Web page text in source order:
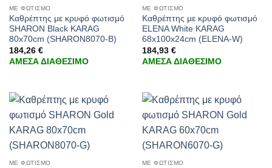
ΜΕ ΦΩΤΙΣΜΟ
Καθρέπτης με κρυφό φωτισμό
SHARON Black KARAG
80x70cm (SHARON8070-B)
184,26 €
ΑΜΕΣΑ ΔΙΑΘΕΣΙΜΟ
ΜΕ ΦΩΤΙΣΜΟ
Καθρέπτης με κρυφό φωτισμό
ELENA White KARAG
68x100x24cm (ELENA-W)
184,93 €
ΑΜΕΣΑ ΔΙΑΘΕΣΙΜΟ
ΜΕ ΦΩΤΙΣΜΟ ΜΕ ΦΩΤΙΣΜΟ